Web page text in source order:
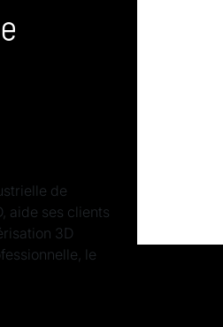
de
aide ses clients
3D
le